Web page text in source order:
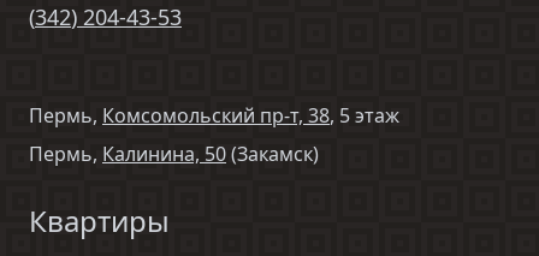
(342) 204-43-53
Пермь, Комсомольский пр-т, 38, 5 этаж
Пермь, Калинина, 50(Закамск)
Квартиры